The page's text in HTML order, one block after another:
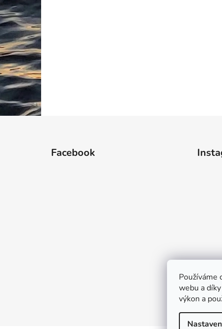
Používáme
webu a
výkon a
Facebook